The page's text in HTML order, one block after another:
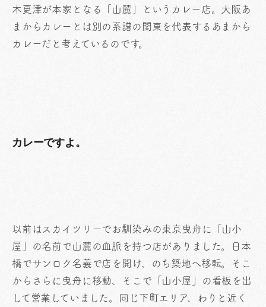
木更津が本家となる「山麓」というカレー店。大阪あ
まからカレーとは別の系譜の関東を代表するあまから
カレーだと考えているのです。
カレーですよ。
以前はスカイツリーでお馴染みの東京曳舟に「山小
屋」の名前で山麓の血脈を持つ店がありました。日本
橋でサンロク名義で店を開け、のち築地へ移転。そこ
からさらに曳舟に移動、そこで「山小屋」の看板を出
して営業していました。同じ下町エリア、わりと近く